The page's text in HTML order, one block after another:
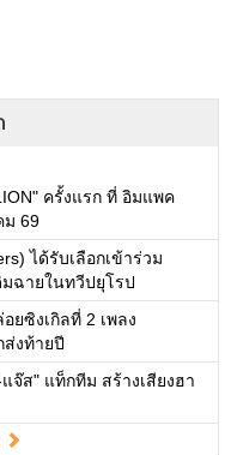
ครั้งแรก ที่ อิมแพค
ม 69
ได้รับเลือกเข้าร่วม
มฉายในทวีปยุโรป
ยซิงเกิลที่ 2 เพลง
ส่งท้ายปี
จ๊ส" แท็กทีม สร้างเสียงฮา